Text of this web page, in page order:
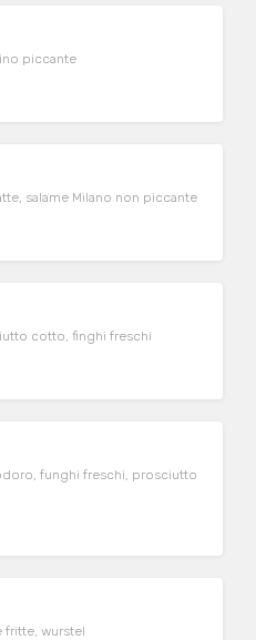
piccante
salame Milano non piccante
cotto, finghi freschi
funghi freschi, prosciutto
fritte, wurstel